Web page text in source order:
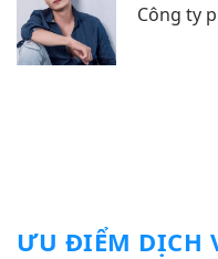
Công ty
ƯU ĐIỂM DỊCH